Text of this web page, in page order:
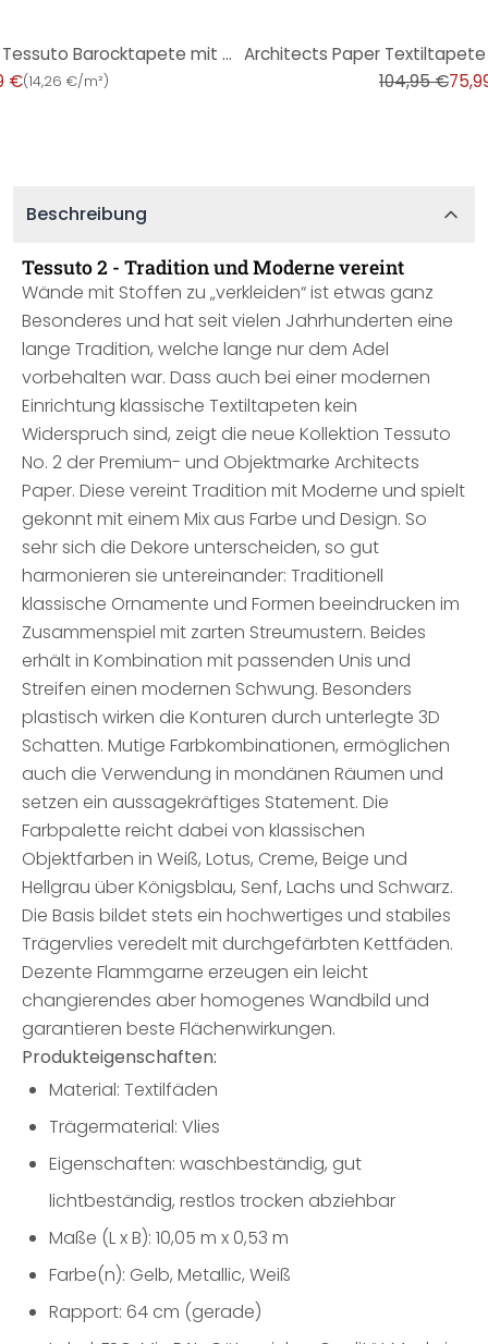
Architects Paper Textiltapete Tessuto Barocktapete mit Ornamenten creme, weiß
€(14,26 €/m²) 104,95 €
Beschreibung
Tessuto 2 - Tradition und Moderne vereint
Wände mit Stoffen zu „verkleiden“ ist etwas ganz
Besonderes und hat seit vielen Jahrhunderten eine
lange Tradition, welche lange nur dem Adel
vorbehalten war. Dass auch bei einer modernen
Einrichtung klassische Textiltapeten kein
Widerspruch sind, zeigt die neue Kollektion Tessuto
No. 2 der Premium- und Objektmarke Architects
Paper. Diese vereint Tradition mit Moderne und spielt
gekonnt mit einem Mix aus Farbe und Design. So
sehr sich die Dekore unterscheiden, so gut
harmonieren sie untereinander: Traditionell
klassische Ornamente und Formen beeindrucken im
Zusammenspiel mit zarten Streumustern. Beides
erhält in Kombination mit passenden Unis und
Streifen einen modernen Schwung. Besonders
plastisch wirken die Konturen durch unterlegte 3D
Schatten. Mutige Farbkombinationen, ermöglichen
auch die Verwendung in mondänen Räumen und
setzen ein aussagekräftiges Statement. Die
Farbpalette reicht dabei von klassischen
Objektfarben in Weiß, Lotus, Creme, Beige und
Hellgrau über Königsblau, Senf, Lachs und Schwarz.
Die Basis bildet stets ein hochwertiges und stabiles
Trägervlies veredelt mit durchgefärbten Kettfäden.
Dezente Flammgarne erzeugen ein leicht
changierendes aber homogenes Wandbild und
garantieren beste Flächenwirkungen.
Produkteigenschaften:
Material: Textilfäden
Trägermaterial: Vlies
Eigenschaften: waschbeständig, gut
lichtbeständig, restlos trocken abziehbar
Maße (L x B): 10,05 m x 0,53 m
Farbe(n): Gelb, Metallic, Weiß
Rapport: 64 cm (gerade)